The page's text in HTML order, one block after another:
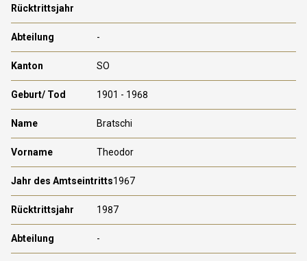
-
SO
1901 - 1968
Bratschi
Theodor
1967
1987
-